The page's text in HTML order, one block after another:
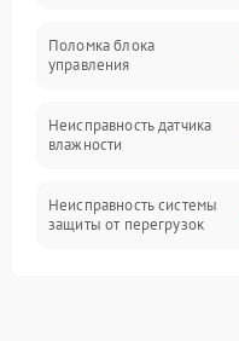
Датчики
Поломка блока
управления
Неисправность датчика
влажности
Неисправность системы
защиты от перегрузок